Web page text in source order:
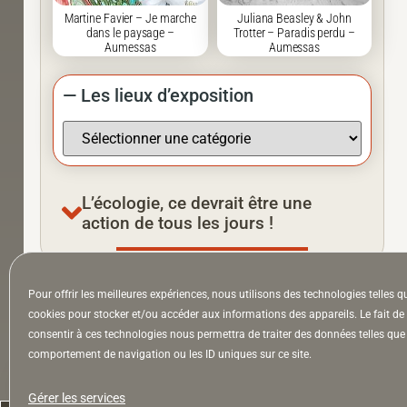
Pour offrir les meilleures expériences, nous utilisons des technologies telles
cookies pour stocker et/ou accéder aux informations des appareils. Le fait de
consentir à ces technologies nous permettra de traiter des données telles que
comportement de navigation ou les ID uniques sur ce site.
Gérer les services
Martine Favier – Je marche
dans le paysage –
Aumessas
Juliana Beasley & John
Trotter – Paradis perdu –
Aumessas
— Les lieux d’exposition
L’écologie, ce devrait être une
action de tous les jours !
À la Une Appel à auteurs Arts